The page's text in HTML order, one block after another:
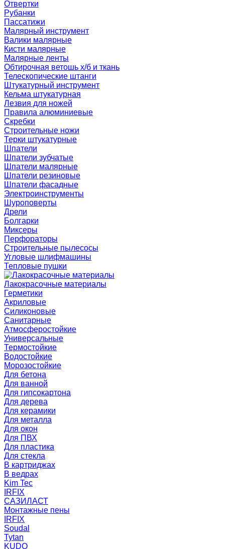
Отвертки
Рубанки
Пассатижи
Малярный инструмент
Валики малярные
Кисти малярные
Малярные ленты
Обтирочная ветошь х/б и ткань
Телескопические штанги
Штукатурный инструмент
Кельма штукатурная
Лезвия для ножей
Правила алюминиевые
Скребки
Строительные ножи
Терки штукатурные
Шпатели
Шпатели зубчатые
Шпатели малярные
Шпатели резиновые
Шпатели фасадные
Электроинструменты
Шуроповерты
Дрели
Болгарки
Миксеры
Перфораторы
Строительные пылесосы
Угловые шлифмашины
Тепловые пушки
Лакокрасочные материалы
Герметики
Акриловые
Силиконовые
Санитарные
Атмосферостойкие
Универсальные
Термостойкие
Водостойкие
Морозостойкие
Для бетона
Для ванной
Для гипсокартона
Для дерева
Для керамики
Для металла
Для окон
Для ПВХ
Для пластика
Для стекла
В картриджах
В ведрах
Kim Tec
IRFIX
САЗИЛАСТ
Монтажные пены
IRFIX
Soudal
Tytan
KUDO